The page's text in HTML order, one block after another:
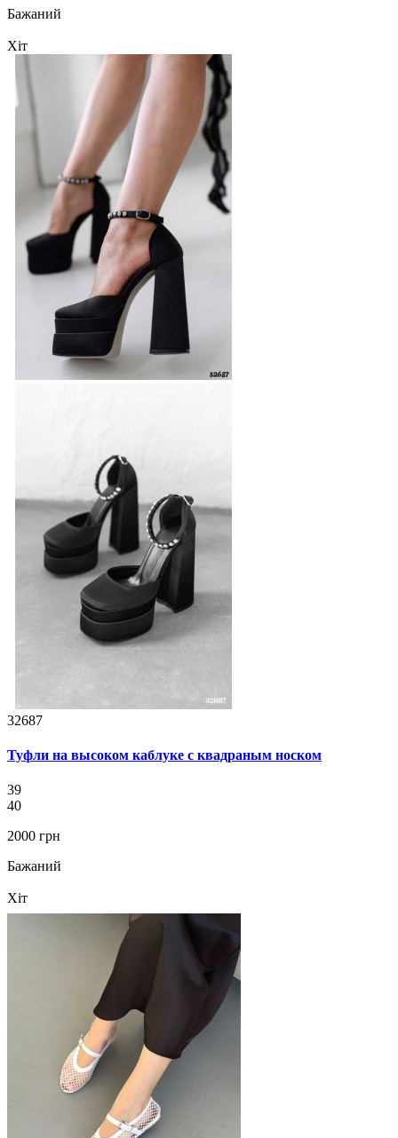
Бажаний
Хіт
32687
Туфли на высоком каблуке с квадраным носком
39
40
2000 грн
Бажаний
Хіт